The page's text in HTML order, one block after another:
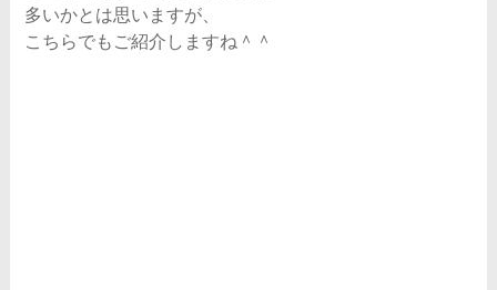
多いかとは思いますが、
こちらでもご紹介しますね＾＾